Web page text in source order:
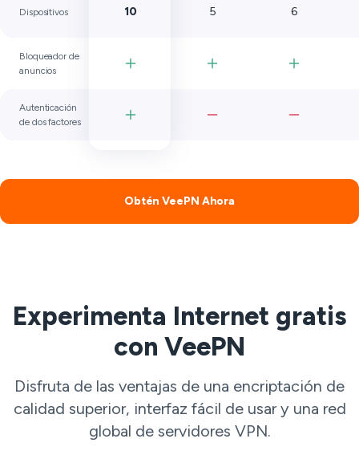
Dispositivos
Bloqueador de
anuncios
Autenticación
de dos factores
10 5 6
Obtén VeePN Ahora
Experimenta Internet gratis
con VeePN
Disfruta de las ventajas de una encriptación de
calidad superior, interfaz fácil de usar y una red
global de servidores VPN.